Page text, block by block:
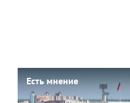
Есть мнение